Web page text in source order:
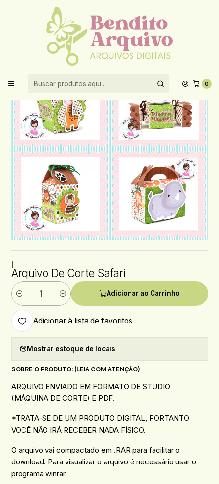
0
Aproveite 10% de desconto ao comprar acima de R$30,00!
Início Festas prontas Arquivo De Corte Safari
Arquivo De Corte Safari
Quantidade
Adicionar ao Carrinho
Adicionar à lista de favoritos
Mostrar estoque de locais
SOBRE O PRODUTO: (LEIA COM ATENÇÃO)
ARQUIVO ENVIADO EM FORMATO DE STUDIO
(MÁQUINA DE CORTE) E PDF.
*TRATA-SE DE UM PRODUTO DIGITAL, PORTANTO
VOCÊ NÃO IRÁ RECEBER NADA FÍSICO.
O arquivo vai compactado em .RAR para facilitar o
download. Para visualizar o arquivo é necessário usar o
programa winrar.